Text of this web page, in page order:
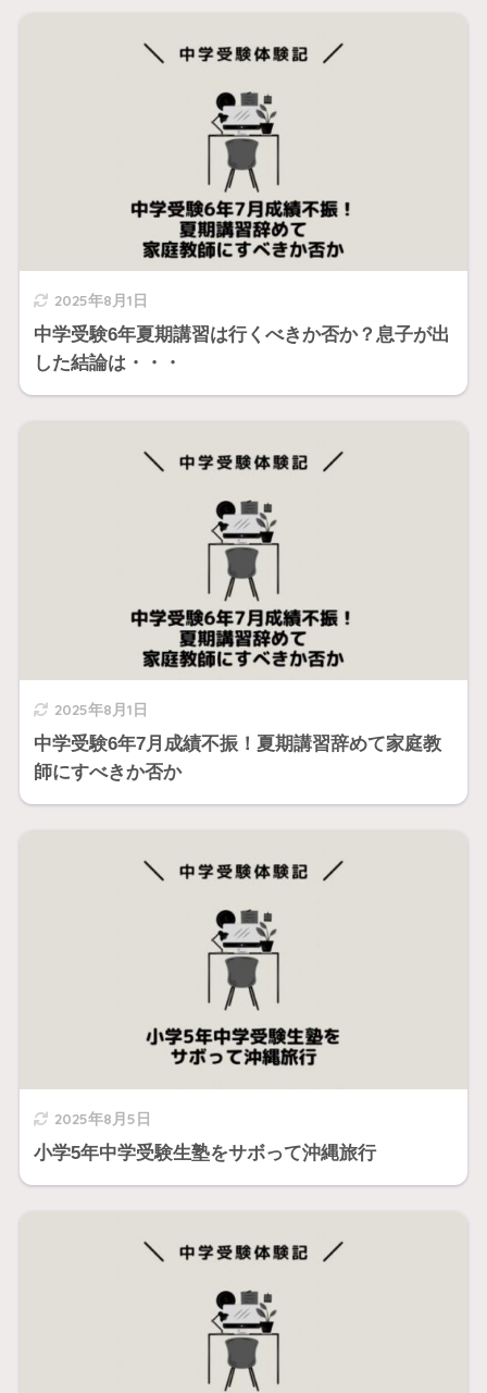
2025年8月1日
中学受験6年夏期講習は行くべきか否か？息子が出
した結論は・・・
2025年8月1日
中学受験6年7月成績不振！夏期講習辞めて家庭教
師にすべきか否か
2025年8月5日
小学5年中学受験生塾をサボって沖縄旅行